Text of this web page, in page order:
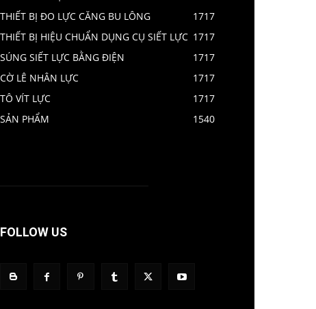
THIẾT BỊ ĐO LỰC CĂNG BU LÔNG
1717
THIẾT BỊ HIỆU CHUẨN DỤNG CỤ SIẾT LỰC 1717
SÚNG SIẾT LỰC BẰNG ĐIỆN
1717
CỜ LÊ NHÂN LỰC
1717
TÔ VÍT LỰC
1717
SẢN PHẨM
1540
FOLLOW US